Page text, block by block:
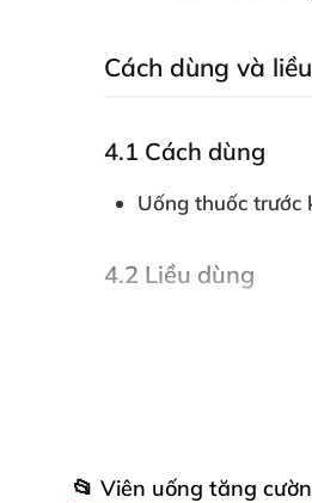
Cách dùng và
4.1 Cách dùng
Uống thuốc trước
4.2 Liều dùng
Nơi khô mát ,
📂 Viên uống tăng